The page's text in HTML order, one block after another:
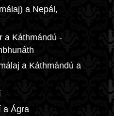
a Nepál,
a Káthmándú -
a Káthmándú a
a Ágra